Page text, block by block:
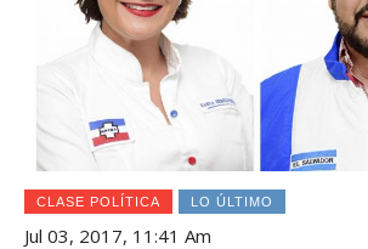
CLASE POLÍTICA LO ÚLTIMO
Jul 03, 2017, 11:41 Am